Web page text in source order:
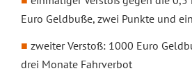
Euro Geldbuße, zwei Punkte und
zweiter Verstoß: 1000 Euro
drei Monate Fahrverbot